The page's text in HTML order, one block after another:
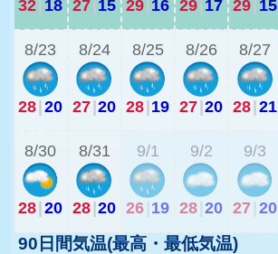
32| 18 27|15 29|16 29|17 29| 15
8/23
28|20
8/24
27|20
8/25
28|19
8/26
27|20
8/27
28|21
8/30
28|20
8/31
28|20
9/1
26 19
9/2
28 20
9/3
27 20
90日間気温(最高・最低気温)